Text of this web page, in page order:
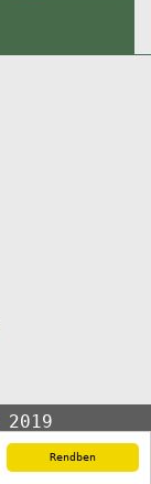
Rendben
2019